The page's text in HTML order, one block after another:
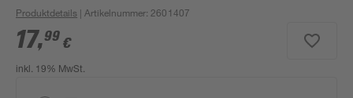
Produktdetails | Artikelnummer: 2601407
17,99 €
inkl. 19% MwSt.